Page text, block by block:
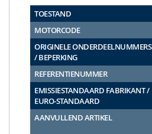
TOESTAND
MOTORCODE
ORIGINELE ONDERDEELNUMMERS
/ BEPERKING
REFERENTIENUMMER
EMISSIESTANDAARD FABRIKANT /
EURO-STANDAARD
AANVULLEND ARTIKEL